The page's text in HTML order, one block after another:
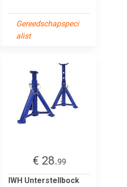
Gereedschapspeci
alist
€ 28.99
IWH Unterstellbock